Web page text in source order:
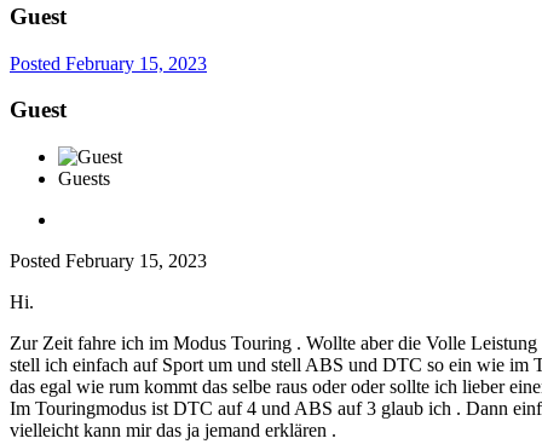
Guest
Posted February 15, 2023
Guest
Guests
Posted February 15, 2023
Hi.
Zur Zeit fahre ich im Modus Touring . Wollte aber die Volle
stell ich einfach auf Sport um und stell ABS und DTC so ein wie
das egal wie rum kommt das selbe raus oder oder sollte ich lieber
Im Touringmodus ist DTC auf 4 und ABS auf 3 glaub ich . Dann
vielleicht kann mir das ja jemand erklären .